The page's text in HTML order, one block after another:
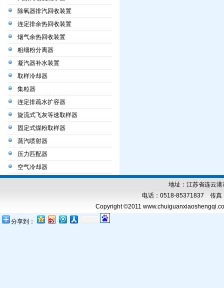
除氧器排汽回收装置
连定排余热回收装置
烟气余热回收装置
粗细粉分离器
凝汽器补水装置
取样冷却器
集粒器
连定排疏水扩容器
旋流式飞灰等速取样器
固定式煤粉取样器
蒸汽喷射器
压力匹配器
空气冷却器
地址：江苏省连云
电话：0518-85371837 传
Copyright ©2011
分享到：